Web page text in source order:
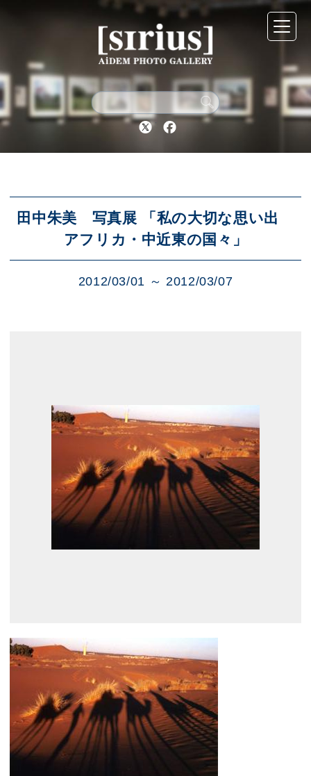
Twitter Facebook
田中朱美 写真展 「私の大切な思い出
アフリカ・中近東の国々」
2012/03/01 ～ 2012/03/07
シリウスについて
展示スケジュール
アクセス
ブログ